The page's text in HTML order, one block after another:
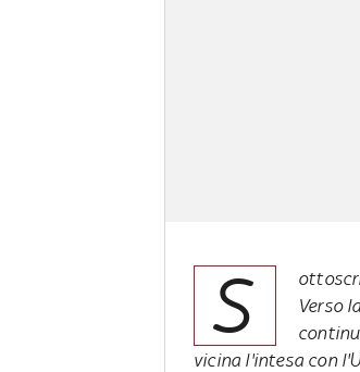
S
Verso
vicina l'intesa con